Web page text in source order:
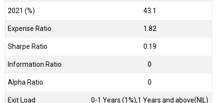
2021 (%) 43.1
Expense Ratio 1.82
Sharpe Ratio 0.19
Information Ratio 0
Alpha Ratio 0
Exit Load 0-1 Years (1%),1 Years and above(NIL)